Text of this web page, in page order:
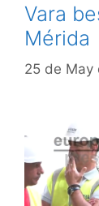
Vara
Mérida
25 de May